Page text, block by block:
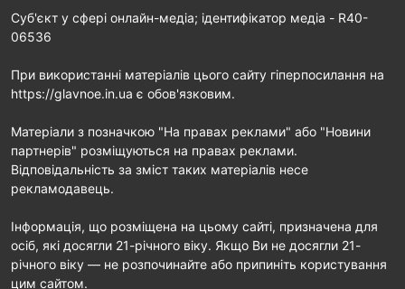
Cуб'єкт у сфері онлайн-медіа; ідентифікатор медіа - R40-
06536
При використанні матеріалів цього сайту гіперпосилання на
https://glavnoe.in.ua є обов'язковим.
Матеріали з позначкою "На правах реклами" або "Новини
партнерів" розміщуються на правах реклами.
Відповідальність за зміст таких матеріалів несе
рекламодавець.
Інформація, що розміщена на цьому сайті, призначена для
осіб, які досягли 21-річного віку. Якщо Ви не досягли 21-
річного віку — не розпочинайте або припиніть користування
цим сайтом.